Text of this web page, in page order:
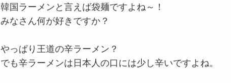
韓国ラーメンと言えば袋麺ですよね～！
みなさん何が好きですか？
やっぱり王道の辛ラーメン？
でも辛ラーメンは日本人の口には少し辛いですよね。